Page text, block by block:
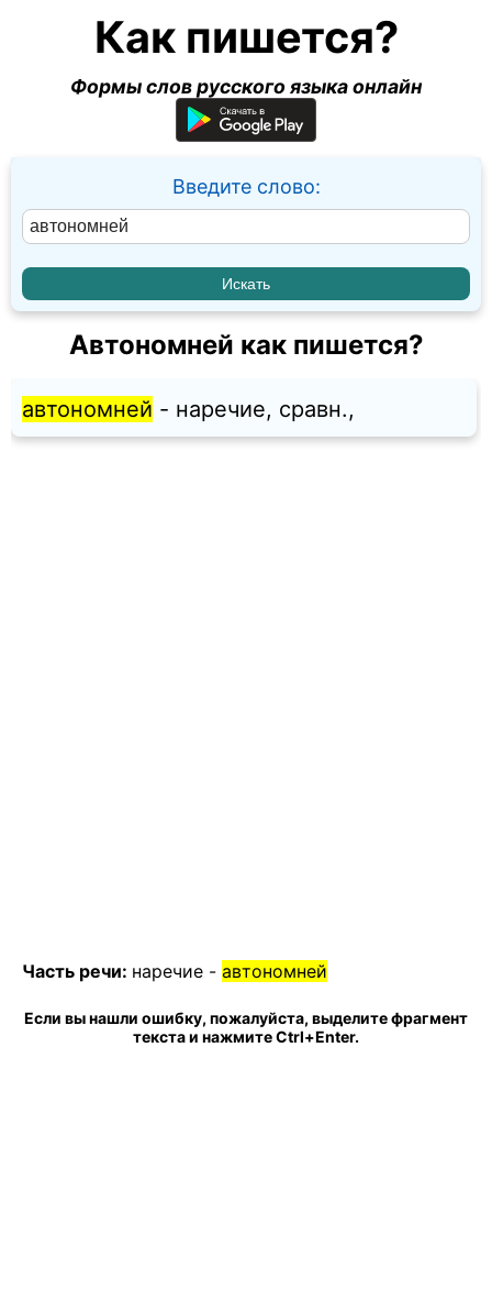
Как пишется?
Формы слов русского языка онлайн
Введите слово:
Автономней как пишется?
автономней - наречие, сравн.,
Часть речи: наречие - автономней
Если вы нашли ошибку, пожалуйста, выделите фрагмент
текста и нажмите Ctrl+Enter.